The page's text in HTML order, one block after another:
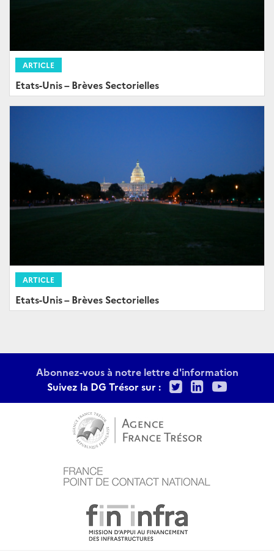
ARTICLE
Etats-Unis – Brèves Sectorielles
ARTICLE
Etats-Unis – Brèves Sectorielles
Abonnez-vous à notre lettre d'information
Suivez la DG Trésor sur :
TwitterLinkedIn